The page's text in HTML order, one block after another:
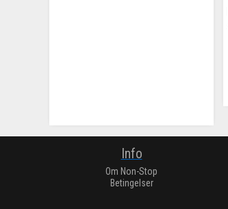
Info
Om Non-Stop
Betingelser